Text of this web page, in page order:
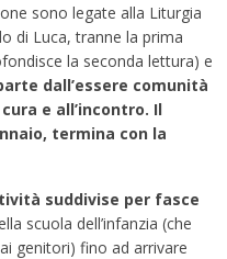
sono legate alla Liturgia
di Luca, tranne la prima
la seconda lettura) e
dall’essere comunità
e all’incontro. Il
termina con la
suddivise per fasce
scuola dell’infanzia (che
genitori) fino ad arrivare